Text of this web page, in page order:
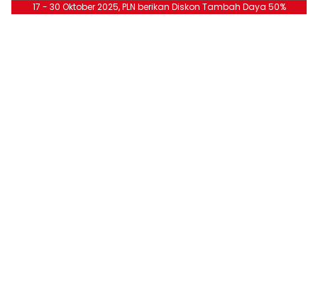
17 - 30 Oktober 2025, PLN berikan Diskon Tambah Daya 50%